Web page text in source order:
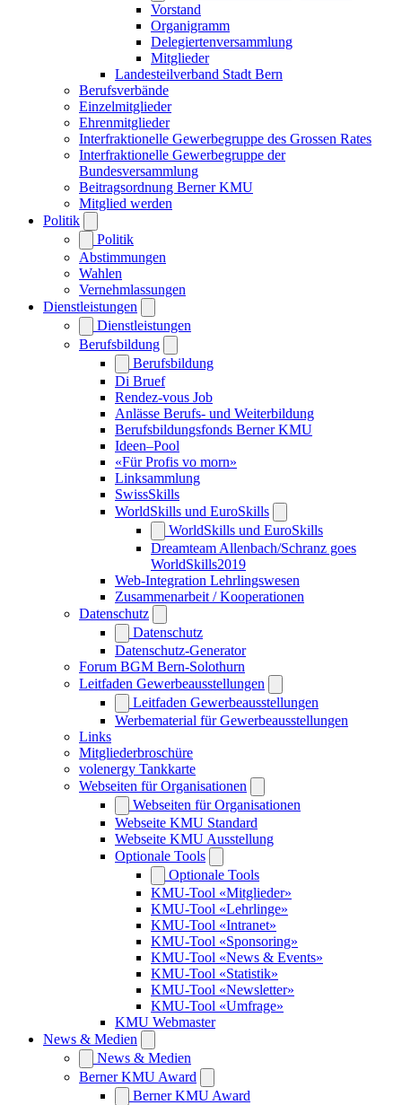
Vorstand
Organigramm
Delegiertenversammlung
Mitglieder
Landesteilverband Stadt Bern
Berufsverbände
Einzelmitglieder
Ehrenmitglieder
Interfraktionelle Gewerbegruppe des Grossen Rates
Interfraktionelle Gewerbegruppe der
Bundesversammlung
Beitragsordnung Berner KMU
Mitglied werden
Politik
Politik
Abstimmungen
Wahlen
Vernehmlassungen
Dienstleistungen
Dienstleistungen
Berufsbildung
Berufsbildung
Di Bruef
Rendez-vous Job
Anlässe Berufs- und Weiterbildung
Berufsbildungsfonds Berner KMU
Ideen–Pool
«Für Profis vo morn»
Linksammlung
SwissSkills
WorldSkills und EuroSkills
WorldSkills und EuroSkills
Dreamteam Allenbach/Schranz goes
WorldSkills2019
Web-Integration Lehrlingswesen
Zusammenarbeit / Kooperationen
Datenschutz
Datenschutz
Datenschutz-Generator
Forum BGM Bern-Solothurn
Leitfaden Gewerbeausstellungen
Leitfaden Gewerbeausstellungen
Werbematerial für Gewerbeausstellungen
Links
Mitgliederbroschüre
volenergy Tankkarte
Webseiten für Organisationen
Webseiten für Organisationen
Webseite KMU Standard
Webseite KMU Ausstellung
Optionale Tools
Optionale Tools
KMU-Tool «Mitglieder»
KMU-Tool «Lehrlinge»
KMU-Tool «Intranet»
KMU-Tool «Sponsoring»
KMU-Tool «News & Events»
KMU-Tool «Statistik»
KMU-Tool «Newsletter»
KMU-Tool «Umfrage»
KMU Webmaster
News & Medien
News & Medien
Berner KMU Award
Berner KMU Award